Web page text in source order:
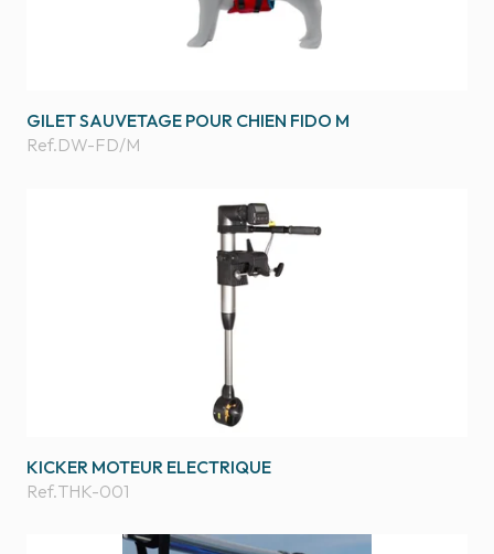
GILET SAUVETAGE POUR CHIEN FIDO M
Ref.DW-FD/M
KICKER MOTEUR ELECTRIQUE
Ref.THK-001